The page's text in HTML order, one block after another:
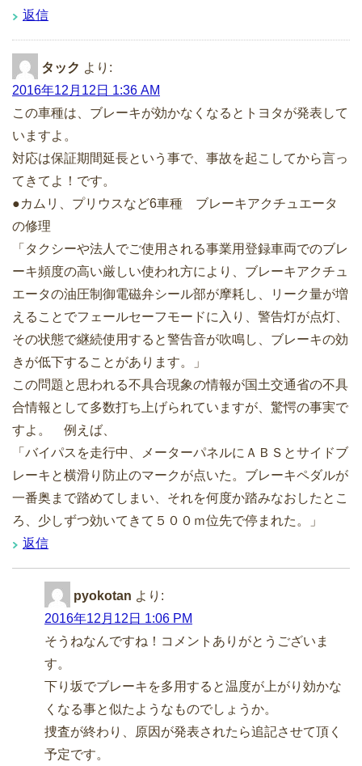
返信
タック より:
2016年12月12日 1:36 AM
この車種は、ブレーキが効かなくなるとトヨタが発表して
いますよ。
対応は保証期間延長という事で、事故を起こしてから言っ
てきてよ！です。
●カムリ、プリウスなど6車種 ブレーキアクチュエータ
の修理
「タクシーや法人でご使用される事業用登録車両でのブレ
ーキ頻度の高い厳しい使われ方により、ブレーキアクチュ
エータの油圧制御電磁弁シール部が摩耗し、リーク量が増
えることでフェールセーフモードに入り、警告灯が点灯、
その状態で継続使用すると警告音が吹鳴し、ブレーキの効
きが低下することがあります。」
この問題と思われる不具合現象の情報が国土交通省の不具
合情報として多数打ち上げられていますが、驚愕の事実で
すよ。 例えば、
「バイパスを走行中、メーターパネルにＡＢＳとサイドブ
レーキと横滑り防止のマークが点いた。ブレーキペダルが
一番奥まで踏めてしまい、それを何度か踏みなおしたとこ
ろ、少しずつ効いてきて５００ｍ位先で停まれた。」
返信
pyokotan より:
2016年12月12日 1:06 PM
そうねなんですね！コメントありがとうございま
す。
下り坂でブレーキを多用すると温度が上がり効かな
くなる事と似たようなものでしょうか。
捜査が終わり、原因が発表されたら追記させて頂く
予定です。